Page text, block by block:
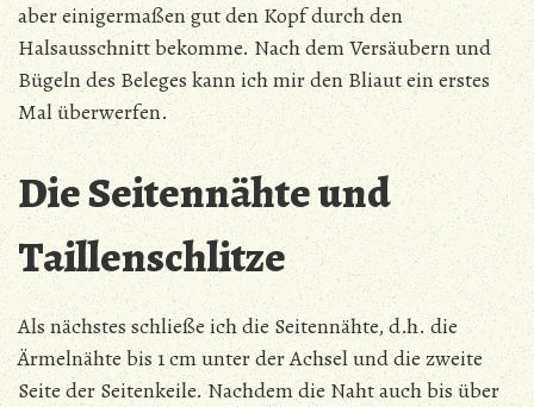
aber einigermaßen gut den Kopf durch den
Halsausschnitt bekomme. Nach dem Versäubern und
Bügeln des Beleges kann ich mir den Bliaut ein erstes
Mal überwerfen.
Die Seitennähte und
Taillenschlitze
Als nächstes schließe ich die Seitennähte, d.h. die
Ärmelnähte bis 1 cm unter der Achsel und die zweite
Seite der Seitenkeile. Nachdem die Naht auch bis über